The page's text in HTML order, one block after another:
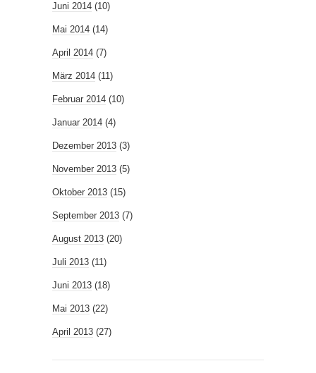
Juni 2014 (10)
Mai 2014 (14)
April 2014 (7)
März 2014 (11)
Februar 2014 (10)
Januar 2014 (4)
Dezember 2013 (3)
November 2013 (5)
Oktober 2013 (15)
September 2013 (7)
August 2013 (20)
Juli 2013 (11)
Juni 2013 (18)
Mai 2013 (22)
April 2013 (27)